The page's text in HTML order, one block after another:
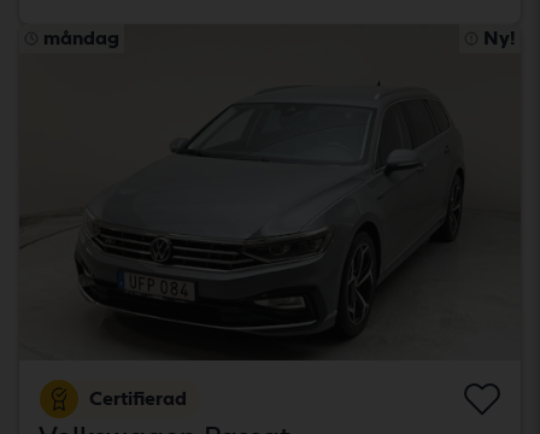
måndag Ny!
Certifierad